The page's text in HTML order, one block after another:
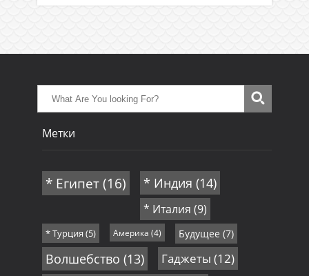
Метки
* Египет(16) * Индия (14)
* Италия (9)
* Турция (5) Америка (4) Будущее (7)
Волшебство (13) Гаджеты (12)